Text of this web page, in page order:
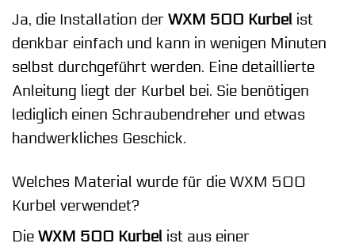
Ja, die Installation der WXM 500 Kurbel ist
denkbar einfach und kann in wenigen Minuten
selbst durchgeführt werden. Eine detaillierte
Anleitung liegt der Kurbel bei. Sie benötigen
lediglich einen Schraubendreher und etwas
handwerkliches Geschick.
Welches Material wurde für die WXM 500
Kurbel verwendet?
Die WXM 500 Kurbel ist aus einer